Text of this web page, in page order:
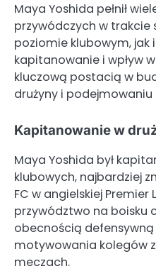
Maya Yoshida pełnił
przywódczych w trakcie
poziomie klubowym, jak
kapitanowanie i wpływ
kluczową postacią w
drużyny i
Kapitanowanie w
Maya Yoshida był
klubowych, najbardziej
FC w angielskiej Premier
przywództwo na boisku
obecnością
motywowania kolegów
meczach.